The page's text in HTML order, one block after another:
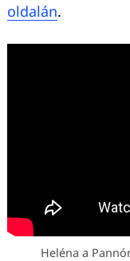
oldalán.
Heléna a
Keresés: